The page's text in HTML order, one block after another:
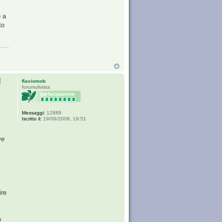
a
flaviomob
forumulivista
Messaggi: 12889
Iscritto il: 19/06/2008, 19:51